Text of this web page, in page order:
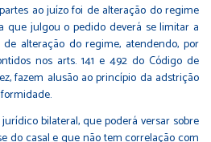
ao juízo foi de alteração do regime
que julgou o pedido deverá se limitar a
alteração do regime, atendendo, por
nos arts. 141 e 492 do Código de
fazem alusão ao princípio da adstrição
bilateral, que poderá versar sobre
do casal e que não tem correlação com